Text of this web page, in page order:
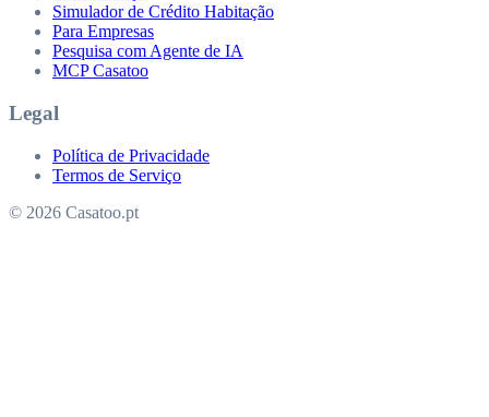
Simulador de Crédito Habitação
Para Empresas
Pesquisa com Agente de IA
MCP Casatoo
Legal
Política de Privacidade
Termos de Serviço
© 2026 Casatoo.pt